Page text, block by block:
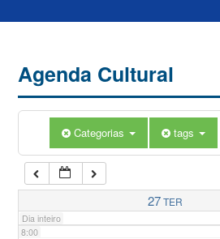
Agenda Cultural
Categorias tags
27TER
Dia inteiro
5:00
7:00
8:00